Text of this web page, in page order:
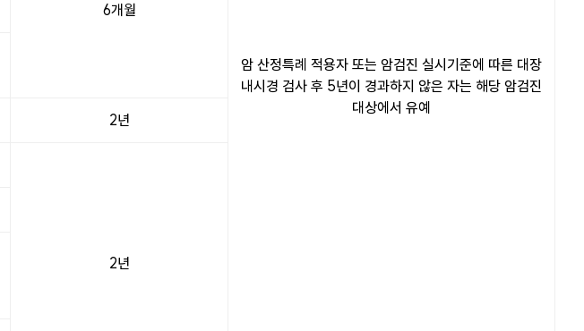
암 산정특례 적용자 또는 암검진 실시기준에 따른 대장
내시경 검사 후 5년이 경과하지 않은 자는 해당 암검진
대상에서 유예
6개월
2년
2년